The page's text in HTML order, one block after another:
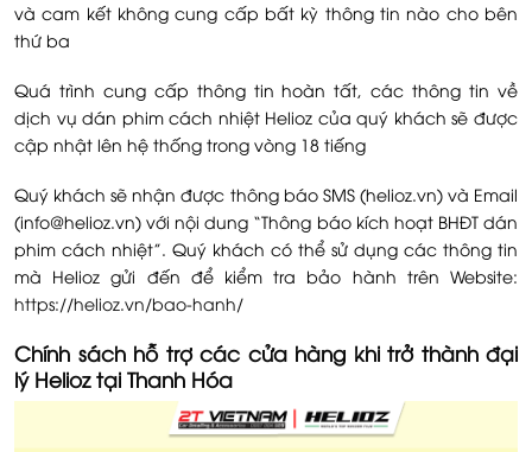
và cam kết không cung cấp bất kỳ thông tin nào cho bên
thứ ba
Quá trình cung cấp thông tin hoàn tất, các thông tin về
dịch vụ dán phim cách nhiệt Helioz của quý khách sẽ được
cập nhật lên hệ thống trong vòng 18 tiếng
Quý khách sẽ nhận được thông báo SMS (helioz.vn) và Email
(info@helioz.vn) với nội dung “Thông báo kích hoạt BHĐT dán
phim cách nhiệt”. Quý khách có thể sử dụng các thông tin
mà Helioz gửi đến để kiểm tra bảo hành trên Website:
https://helioz.vn/bao-hanh/
Chính sách hỗ trợ các cửa hàng khi trở thành đại
lý Helioz tại Thanh Hóa